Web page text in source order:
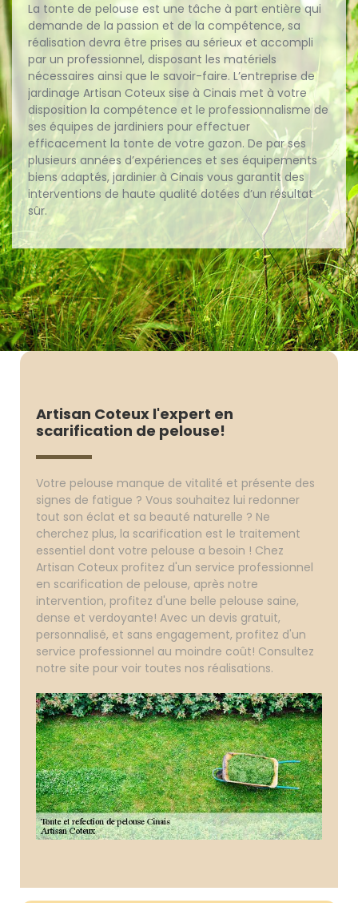
La tonte de pelouse est une tâche à part entière qui
demande de la passion et de la compétence, sa
réalisation devra être prises au sérieux et accompli
par un professionnel, disposant les matériels
nécessaires ainsi que le savoir-faire. L’entreprise de
jardinage Artisan Coteux sise à Cinais met à votre
disposition la compétence et le professionnalisme de
ses équipes de jardiniers pour effectuer
efficacement la tonte de votre gazon. De par ses
plusieurs années d’expériences et ses équipements
biens adaptés, jardinier à Cinais vous garantit des
interventions de haute qualité dotées d’un résultat
sûr.
Artisan Coteux l'expert en
scarification de pelouse!
Votre pelouse manque de vitalité et présente des
signes de fatigue ? Vous souhaitez lui redonner
tout son éclat et sa beauté naturelle ? Ne
cherchez plus, la scarification est le traitement
essentiel dont votre pelouse a besoin ! Chez
Artisan Coteux profitez d'un service professionnel
en scarification de pelouse, après notre
intervention, profitez d'une belle pelouse saine,
dense et verdoyante! Avec un devis gratuit,
personnalisé, et sans engagement, profitez d'un
service professionnel au moindre coût! Consultez
notre site pour voir toutes nos réalisations.